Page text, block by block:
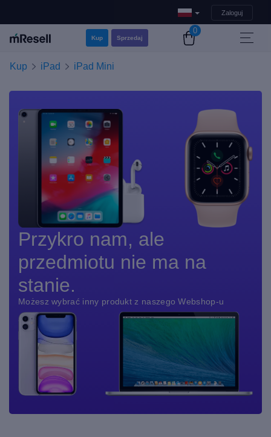
Zaloguj
Kup Sprzedaj
0
Kup iPad iPad Mini
Przykro nam, ale
przedmiotu nie ma na
stanie.
Możesz wybrać inny produkt z naszego Webshop-u